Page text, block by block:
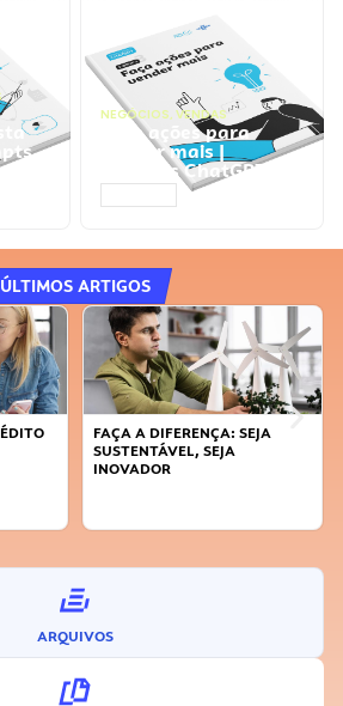
NEGÓCIOS, VENDAS
Faça ações para
vender mais |
Prompts ChatGPT
ÚLTIMOS ARTIGOS
FAÇA A DIFERENÇA: SEJA
SUSTENTÁVEL, SEJA
INOVADOR
ARQUIVOS